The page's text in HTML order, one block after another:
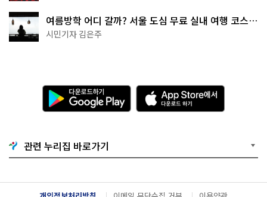
여름방학 어디 갈까? 서울 도심 무료 실내 여행 코스
추천
시민기자 김은주
다
운
로
기
G
o
g
l
A
p
p
e
서
다
관련 누리집 바로가기